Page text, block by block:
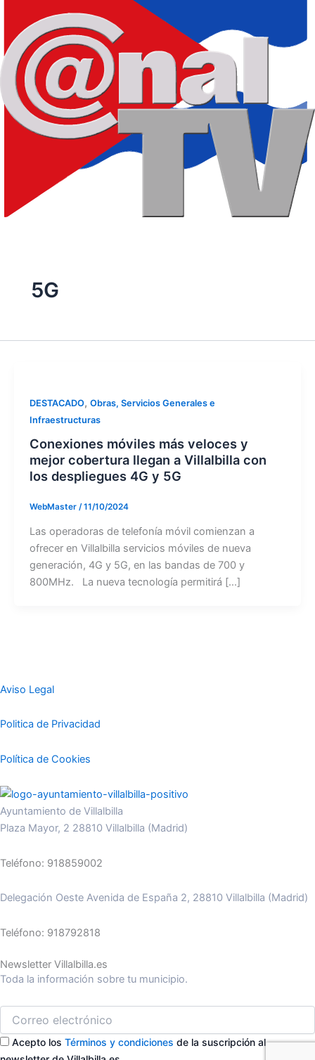
5G
DESTACADO, Obras, Servicios Generales e
Infraestructuras
Conexiones móviles más veloces y
mejor cobertura llegan a Villalbilla con
los despliegues 4G y 5G
WebMaster /11/10/2024
Las operadoras de telefonía móvil comienzan a
ofrecer en Villalbilla servicios móviles de nueva
generación, 4G y 5G, en las bandas de 700 y
800MHz. La nueva tecnología permitirá […]
Aviso Legal
Politica de Privacidad
Política de Cookies
Ayuntamiento de Villalbilla
Plaza Mayor, 2 28810 Villalbilla (Madrid)
Teléfono: 918859002
Delegación Oeste Avenida de España 2, 28810 Villalbilla (Madrid)
Teléfono: 918792818
Newsletter Villalbilla.es
Toda la información sobre tu municipio.
Acepto los Términos y condiciones de la suscripción al